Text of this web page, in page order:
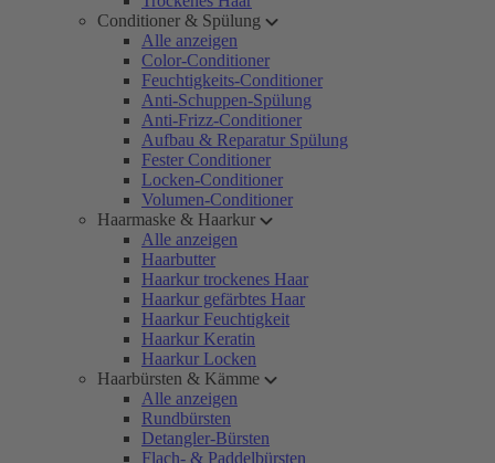
Conditioner & Spülung
Alle anzeigen
Color-Conditioner
Feuchtigkeits-Conditioner
Anti-Schuppen-Spülung
Anti-Frizz-Conditioner
Aufbau & Reparatur Spülung
Fester Conditioner
Locken-Conditioner
Volumen-Conditioner
Haarmaske & Haarkur
Alle anzeigen
Haarbutter
Haarkur trockenes Haar
Haarkur gefärbtes Haar
Haarkur Feuchtigkeit
Haarkur Keratin
Haarkur Locken
Haarbürsten & Kämme
Alle anzeigen
Rundbürsten
Detangler-Bürsten
Flach- & Paddelbürsten